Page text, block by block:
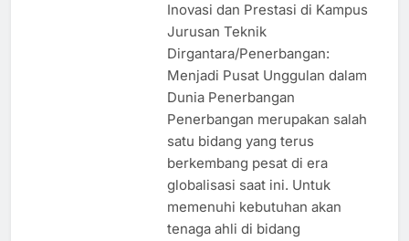
Inovasi dan Prestasi di Kampus
Jurusan Teknik
Dirgantara/Penerbangan:
Menjadi Pusat Unggulan dalam
Dunia Penerbangan
Penerbangan merupakan salah
satu bidang yang terus
berkembang pesat di era
globalisasi saat ini. Untuk
memenuhi kebutuhan akan
tenaga ahli di bidang